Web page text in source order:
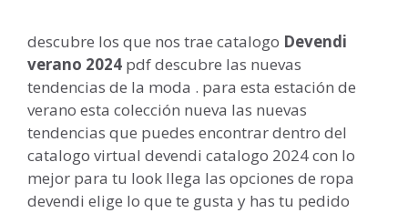
descubre los que nos trae catalogo Devendi
verano 2024 pdf descubre las nuevas
tendencias de la moda . para esta estación de
verano esta colección nueva las nuevas
tendencias que puedes encontrar dentro del
catalogo virtual devendi catalogo 2024 con lo
mejor para tu look llega las opciones de ropa
devendi elige lo que te gusta y has tu pedido